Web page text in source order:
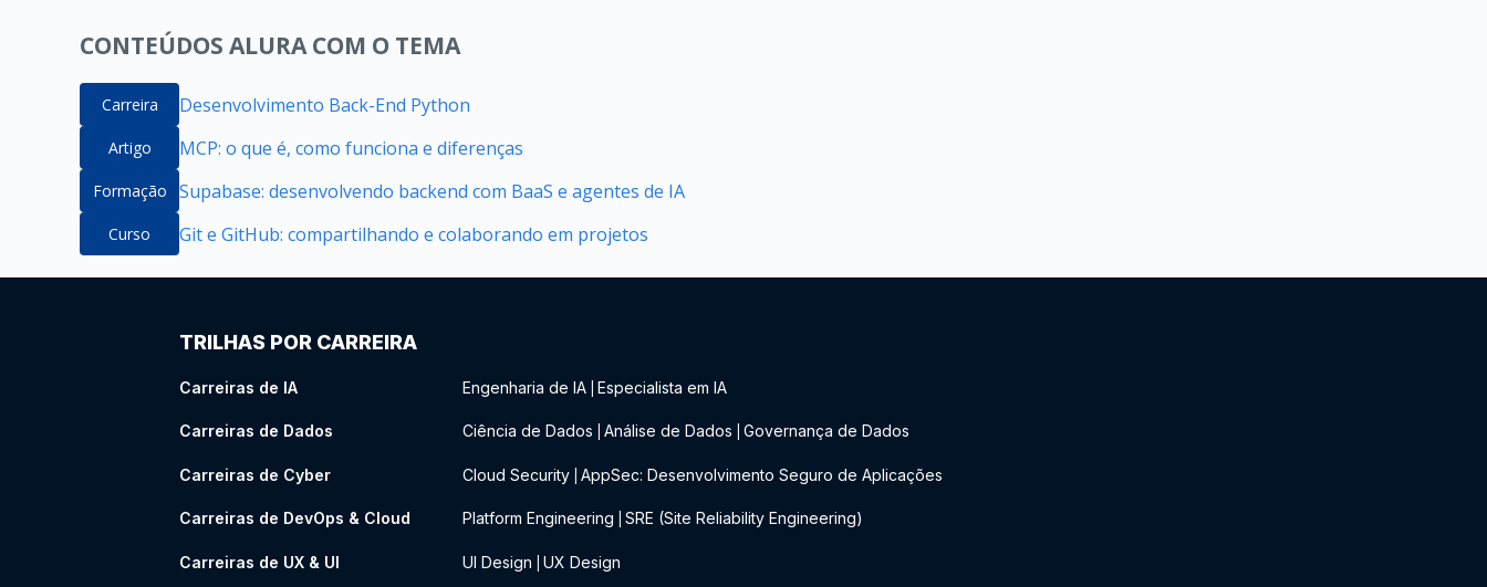
CONTEÚDOS ALURA COM O TEMA
Carreira Desenvolvimento Back-End Python
Artigo MCP: o que é, como funciona e diferenças
Formação Supabase: desenvolvendo backend com BaaS e agentes de IA
Curso Git e GitHub: compartilhando e colaborando em projetos
TRILHAS POR CARREIRA
Carreiras de IA Engenharia de IA Especialista em IA
Carreiras de Dados Ciência de Dados Análise de Dados Governança de Dados
Carreiras de Cyber Cloud Security AppSec: Desenvolvimento Seguro de Aplicações
Carreiras de DevOps & Cloud Platform Engineering SRE (Site Reliability Engineering)
Carreiras de UX & UI UI Design UX Design